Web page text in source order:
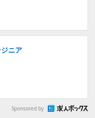
ニア
Sponsored by